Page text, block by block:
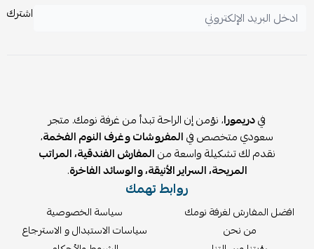
اشترك
فيدريمورا، نؤمن إن الراحة تبدأ من غرفة نومك. متجر
سعودي متخصص فيالمفروشات وغرف النوم الفخمة،
نقدم لك تشكيلة واسعة منالمفارش الفندقية، المراتب
المريحة، السراير الأنيقة، والوسائد الفاخرة.
روابط تهمك
افضل المفارش لغرفة نومك
من نحن
سياسة الخصوصية
سياسات الاستبدال و الاسترجاع